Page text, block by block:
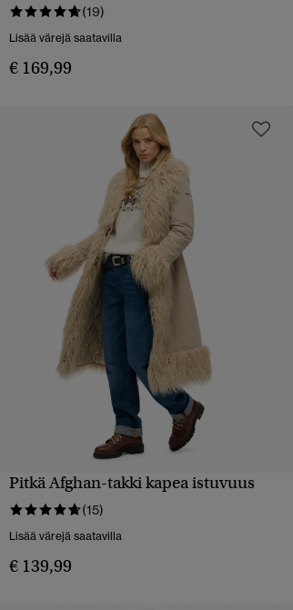
(19)
Lisää värejä saatavilla
€ 169,99
PIKAKATSELU
Pitkä Afghan-takki kapea istuvuus
(15)
Lisää värejä saatavilla
€ 139,99